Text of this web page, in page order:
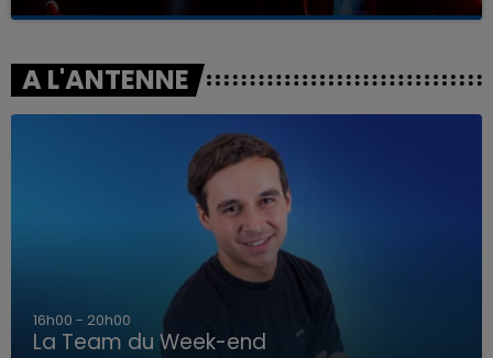
A L'ANTENNE
7h00 - 12h00
La Team du Week-end